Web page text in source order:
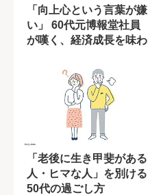
「向上心という言葉が嫌
い」 60代元博報堂社員
が嘆く、経済成長を味わ
「老後に生き甲斐がある
人・ヒマな人」を別ける
50代の過ごし方